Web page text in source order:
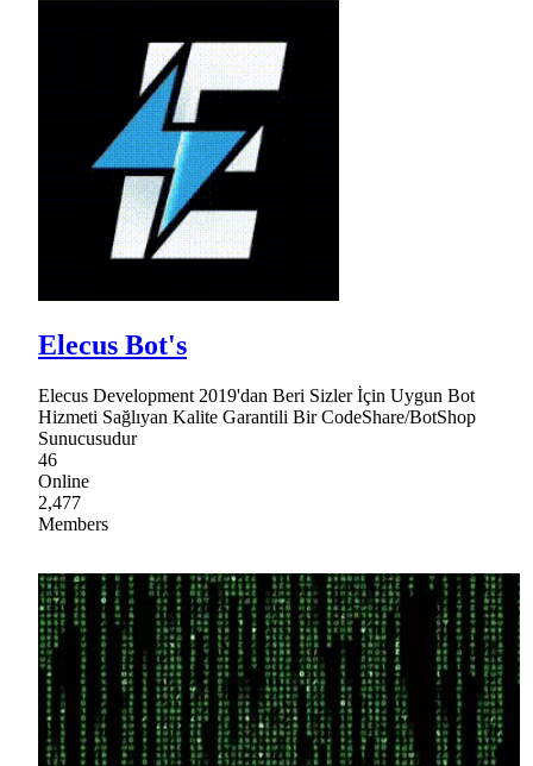
Elecus Bot's
Elecus Development 2019'dan Beri Sizler İçin Uygun Bot
Hizmeti Sağlıyan Kalite Garantili Bir CodeShare/BotShop
Sunucusudur
46
Online
2,477
Members